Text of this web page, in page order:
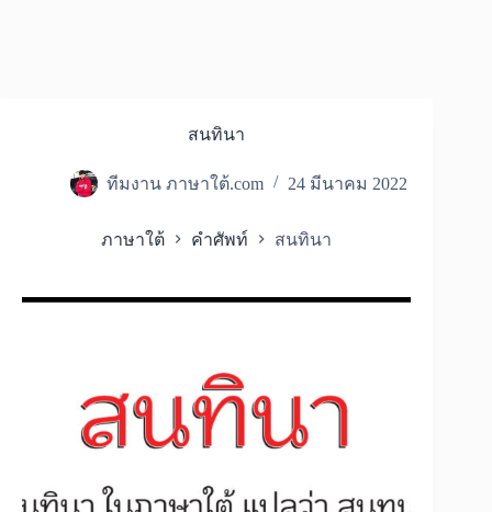
สนทินา
ทีมงาน ภาษาใต้.com 24 มีนาคม 2022
ภาษาใต้ คำศัพท์ สนทินา